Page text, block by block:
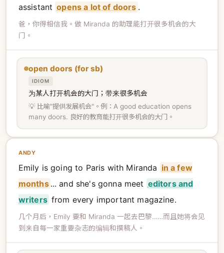
assistant opens a lot of doors .
爸，你得相信我。做 Miranda 的助理能打开很多机会的大
门。
open doors (for sb)
IDIOM
为某人打开机会的大门；带来很多机会
💡 比喻"提供发展机会"。例：A good education opens
many doors. 良好的教育能打开很多机会的大门。
ANDY
Emily is going to Paris with Miranda in a few
months ... and she's gonna meet editors and
writers from every important magazine.
几个月后，Emily 要和 Miranda 一起去巴黎……而且她将会见
到来自每一家重要杂志的编辑和撰稿人。